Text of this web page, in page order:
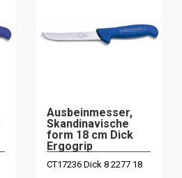
Ausbeinmesser,
Skandinavische
form 18 cm Dick
Ergogrip
CT17236 Dick 8 2277 18